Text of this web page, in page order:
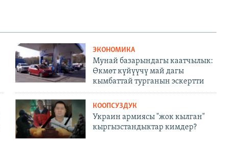
ЭКОНОМИКА
Мунай базарындагы каатчылык:
Өкмөт күйүүчү май дагы
кымбаттай турганын эскертти
КООПСУЗДУК
Украин армиясы "жок кылган"
кыргызстандыктар кимдер?